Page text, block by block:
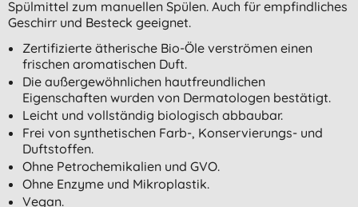
Spülmittel zum manuellen Spülen. Auch für empfindliches
Geschirr und Besteck geeignet.
Zertifizierte ätherische Bio-Öle verströmen einen
frischen aromatischen Duft.
Die außergewöhnlichen hautfreundlichen
Eigenschaften wurden von Dermatologen bestätigt.
Leicht und vollständig biologisch abbaubar.
Frei von synthetischen Farb-, Konservierungs- und
Duftstoffen.
Ohne Petrochemikalien und GVO.
Ohne Enzyme und Mikroplastik.
Vegan.